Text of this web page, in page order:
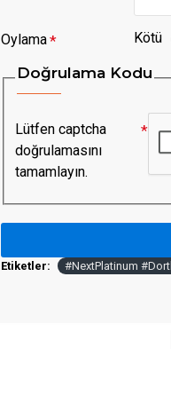
Oylama Kötü
Doğrulama Kodu
Lütfen captcha
doğrulamasını
tamamlayın.
Etiketler:
#NextPlatinum